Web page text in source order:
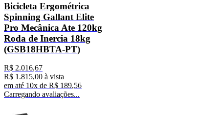
Bicicleta Ergométrica
Spinning Gallant Elite
Pro Mecânica Ate 120kg
Roda de Inercia 18kg
(GSB18HBTA-PT)
R$ 2.016,67
R$ 1 .815,00 à vista
em até 10x de R$ 189,56
Carregando avaliações...